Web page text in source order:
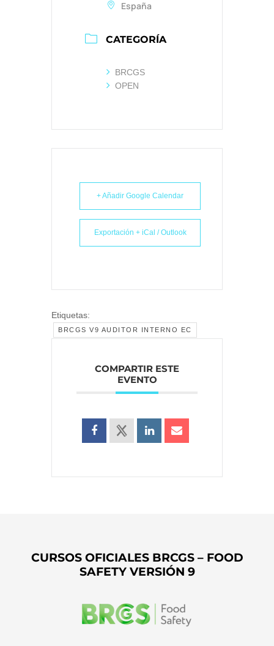
España
CATEGORÍA
BRCGS
OPEN
+ Añadir Google Calendar
Exportación + iCal / Outlook
Etiquetas:
BRCGS V9 AUDITOR INTERNO EC
COMPARTIR ESTE
EVENTO
CURSOS OFICIALES BRCGS – FOOD
SAFETY VERSIÓN 9